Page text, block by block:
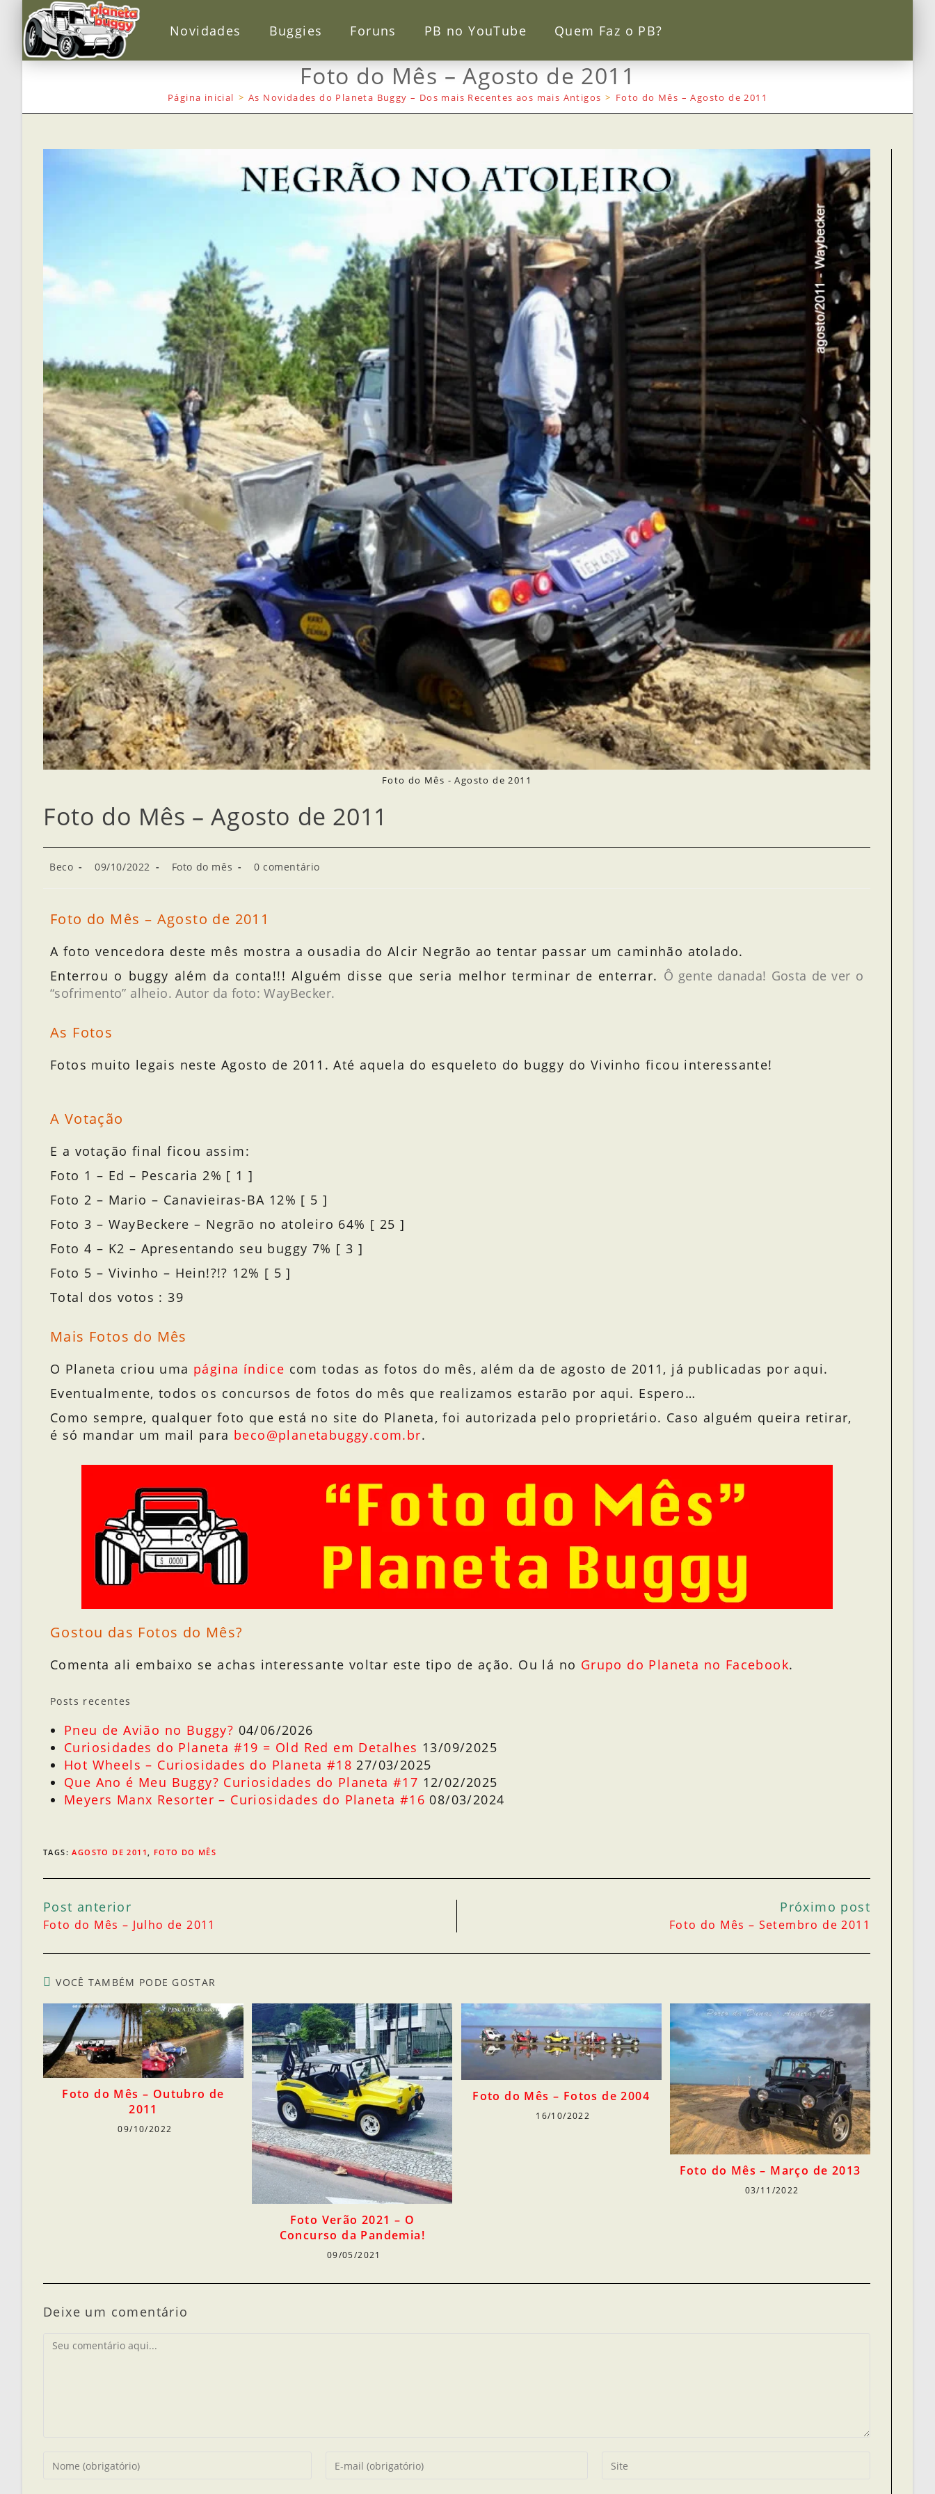
Novidades Buggies Foruns PB no YouTube Quem Faz o PB?
Foto do Mês – Agosto de 2011
Página inicial > As Novidades do Planeta Buggy – Dos mais Recentes aos mais Antigos > Foto do Mês – Agosto de 2011
Foto do Mês - Agosto de 2011
Foto do Mês – Agosto de 2011
Beco 09/10/2022 Foto do mês 0 comentário
Foto do Mês – Agosto de 2011
A foto vencedora deste mês mostra a ousadia do Alcir Negrão ao tentar passar um caminhão atolado.
Enterrou o buggy além da conta!!! Alguém disse que seria melhor terminar de enterrar. Ô gente danada! Gosta de ver o
“sofrimento” alheio. Autor da foto: WayBecker.
As Fotos
Fotos muito legais neste Agosto de 2011. Até aquela do esqueleto do buggy do Vivinho ficou interessante!
A Votação
E a votação final ficou assim:
Foto 1 – Ed – Pescaria 2% [ 1 ]
Foto 2 – Mario – Canavieiras-BA 12% [ 5 ]
Foto 3 – WayBeckere – Negrão no atoleiro 64% [ 25 ]
Foto 4 – K2 – Apresentando seu buggy 7% [ 3 ]
Foto 5 – Vivinho – Hein!?!? 12% [ 5 ]
Total dos votos : 39
Mais Fotos do Mês
O Planeta criou uma página índice com todas as fotos do mês, além da de agosto de 2011, já publicadas por aqui.
Eventualmente, todos os concursos de fotos do mês que realizamos estarão por aqui. Espero…
Como sempre, qualquer foto que está no site do Planeta, foi autorizada pelo proprietário. Caso alguém queira retirar,
é só mandar um mail para beco@planetabuggy.com.br.
Gostou das Fotos do Mês?
Comenta ali embaixo se achas interessante voltar este tipo de ação. Ou lá no Grupo do Planeta no Facebook.
Posts recentes
Pneu de Avião no Buggy? 04/06/2026
Curiosidades do Planeta #19 = Old Red em Detalhes 13/09/2025
Hot Wheels – Curiosidades do Planeta #18 27/03/2025
Que Ano é Meu Buggy? Curiosidades do Planeta #17 12/02/2025
Meyers Manx Resorter – Curiosidades do Planeta #16 08/03/2024
TAGS:AGOSTO DE 2011, FOTO DO MÊS
Post anterior
Foto do Mês – Julho de 2011
Próximo post
Foto do Mês – Setembro de 2011
VOCÊ TAMBÉM PODE GOSTAR
Foto do Mês – Outubro de
2011
09/10/2022
Foto Verão 2021 – O
Concurso da Pandemia!
09/05/2021
Foto do Mês – Fotos de 2004
16/10/2022
Foto do Mês – Março de 2013
03/11/2022
Deixe um comentário